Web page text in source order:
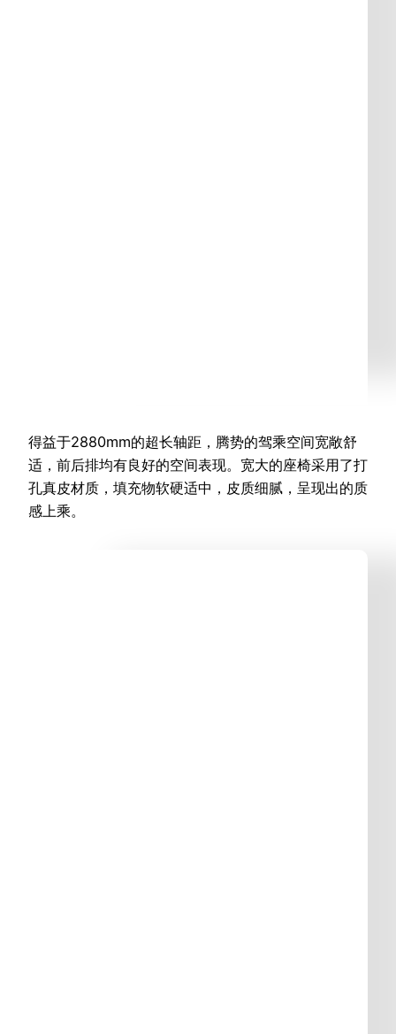
得益于2880mm的超长轴距，腾势的驾乘空间宽敞舒
适，前后排均有良好的空间表现。宽大的座椅采用了打
孔真皮材质，填充物软硬适中，皮质细腻，呈现出的质
感上乘。